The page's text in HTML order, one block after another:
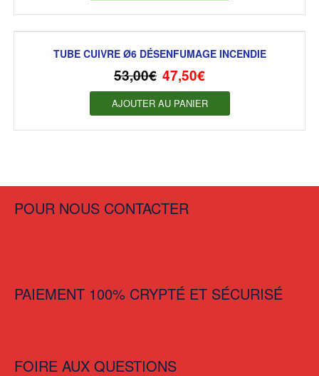
TUBE CUIVRE Ø6 DÉSENFUMAGE INCENDIE
53,00€ 47,50€
AJOUTER AU PANIER
POUR NOUS CONTACTER
PAIEMENT 100% CRYPTÉ ET SÉCURISÉ
FOIRE AUX QUESTIONS